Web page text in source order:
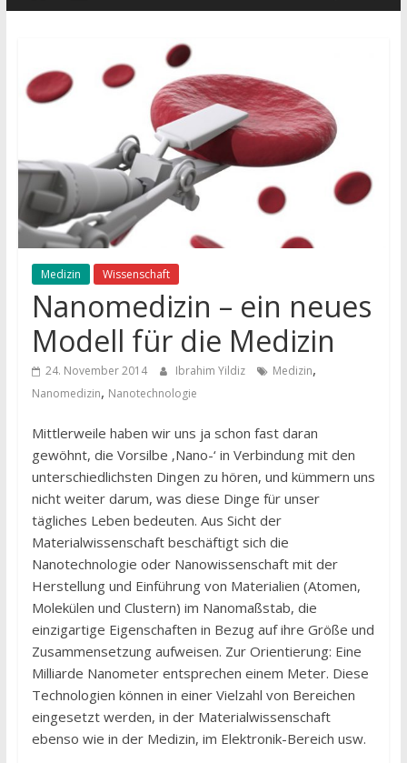
und
Medizin Wissenschaft
Nanomedizin – ein neues
Modell für die Medizin
24. November 2014 Ibrahim Yildiz Medizin,
Nanomedizin, Nanotechnologie
Mittlerweile haben wir uns ja schon fast daran
gewöhnt, die Vorsilbe ‚Nano-‘ in Verbindung mit den
unterschiedlichsten Dingen zu hören, und kümmern uns
nicht weiter darum, was diese Dinge für unser
tägliches Leben bedeuten. Aus Sicht der
Materialwissenschaft beschäftigt sich die
Nanotechnologie oder Nanowissenschaft mit der
Herstellung und Einführung von Materialien (Atomen,
Molekülen und Clustern) im Nanomaßstab, die
einzigartige Eigenschaften in Bezug auf ihre Größe und
Zusammensetzung aufweisen. Zur Orientierung: Eine
Milliarde Nanometer entsprechen einem Meter. Diese
Technologien können in einer Vielzahl von Bereichen
eingesetzt werden, in der Materialwissenschaft
ebenso wie in der Medizin, im Elektronik-Bereich usw.